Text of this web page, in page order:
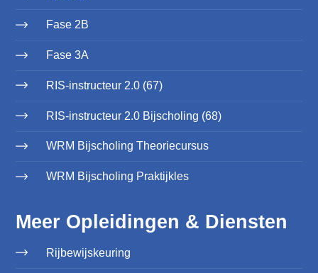
Fase 2B
Fase 3A
RIS-instructeur 2.0 (67)
RIS-instructeur 2.0 Bijscholing (68)
WRM Bijscholing Theoriecursus
WRM Bijscholing Praktijkles
Meer Opleidingen & Diensten
Rijbewijskeuring